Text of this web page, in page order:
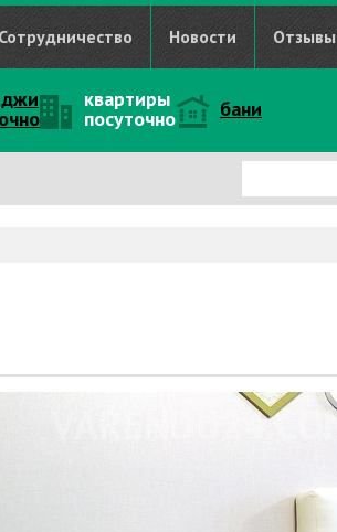
Сотрудничество Новости Отзывы
квартиры
посуточно бани